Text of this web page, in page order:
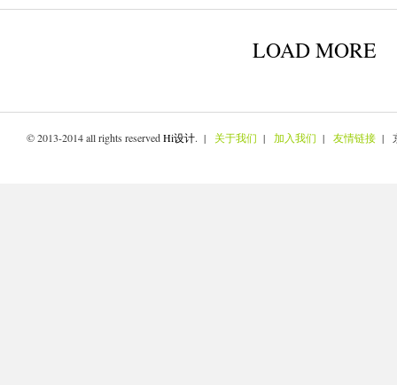
LOAD MORE
© 2013-2014 all rights reservedHi设计. | 关于我们 | 加入我们 | 友情链接 |